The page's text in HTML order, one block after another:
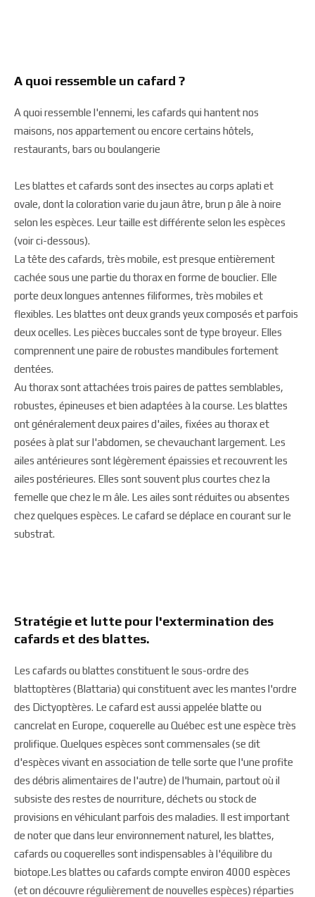
A quoi ressemble un cafard ?
A quoi ressemble l'ennemi, les cafards qui hantent nos
maisons, nos appartement ou encore certains hôtels,
restaurants, bars ou boulangerie
Les blattes et cafards sont des insectes au corps aplati et
ovale, dont la coloration varie du jaun âtre, brun p âle à noire
selon les espèces. Leur taille est différente selon les espèces
(voir ci-dessous).
La tête des cafards, très mobile, est presque entièrement
cachée sous une partie du thorax en forme de bouclier. Elle
porte deux longues antennes filiformes, très mobiles et
flexibles. Les blattes ont deux grands yeux composés et parfois
deux ocelles. Les pièces buccales sont de type broyeur. Elles
comprennent une paire de robustes mandibules fortement
dentées.
Au thorax sont attachées trois paires de pattes semblables,
robustes, épineuses et bien adaptées à la course. Les blattes
ont généralement deux paires d'ailes, fixées au thorax et
posées à plat sur l'abdomen, se chevauchant largement. Les
ailes antérieures sont légèrement épaissies et recouvrent les
ailes postérieures. Elles sont souvent plus courtes chez la
femelle que chez le m âle. Les ailes sont réduites ou absentes
chez quelques espèces. Le cafard se déplace en courant sur le
substrat.
Stratégie et lutte pour l'extermination des
cafards et des blattes.
Les cafards ou blattes constituent le sous-ordre des
blattoptères (Blattaria) qui constituent avec les mantes l'ordre
des Dictyoptères. Le cafard est aussi appelée blatte ou
cancrelat en Europe, coquerelle au Québec est une espèce très
prolifique. Quelques espèces sont commensales (se dit
d'espèces vivant en association de telle sorte que l'une profite
des débris alimentaires de l'autre) de l'humain, partout où il
subsiste des restes de nourriture, déchets ou stock de
provisions en véhiculant parfois des maladies. Il est important
de noter que dans leur environnement naturel, les blattes,
cafards ou coquerelles sont indispensables à l'équilibre du
biotope.Les blattes ou cafards compte environ 4000 espèces
(et on découvre régulièrement de nouvelles espèces) réparties